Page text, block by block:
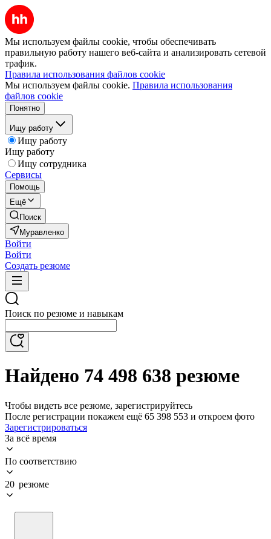
Мы используем файлы cookie, чтобы обеспечивать
правильную работу нашего веб-сайта и анализировать сетевой
трафик.
Правила использования файлов cookie
Мы используем файлы cookie. Правила использования
файлов cookie
Понятно
Ищу работу
Ищу работу
Ищу работу
Ищу сотрудника
Сервисы
Помощь
Ещё
Поиск
Муравленко
Войти
Войти
Создать резюме
Поиск по резюме и навыкам
Найдено 74 498 638 резюме
Чтобы видеть все резюме, зарегистрируйтесь
После регистрации покажем ещё 65 398 553 и откроем фото
Зарегистрироваться
За всё время
По соответствию
20 резюме